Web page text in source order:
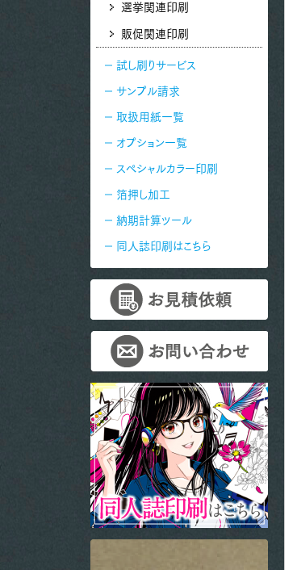
選挙関連印刷
販促関連印刷
試し刷りサービス
サンプル請求
取扱用紙一覧
オプション一覧
スペシャルカラー印刷
箔押し加工
納期計算ツール
同人誌印刷はこちら